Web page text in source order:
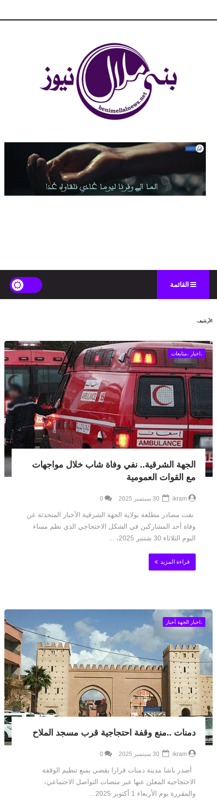
القائمة
الأرشيف
،اخبار ،متابعات
الجهة الشرقية.. نفي وفاة شاب خلال مواجهات
مع القوات العمومية
ikram
0
نفت مصادر مطلعة بولاية الجهة الشرقية الأخبار المتحدثة عن
وفاة أحد المشاركين في الشكل الاحتجاجي الذي نظم مساء
اليوم الثلاثاء 30 شتنبر 2025، ...
قراءة المزيد
،اخبار الجهة أخبار
دمنات ..منع وقفة احتجاجية قرب مسجد الملاح
ikram
0
أصدر باشا مدينة دمنات قرارا يقضي بمنع تنظيم الوقفة
الاحتجاجية المعلن عنها عبر منصات التواصل الاجتماعي،
والمقررة يوم الأربعاء 1 أكتوبر 2025...